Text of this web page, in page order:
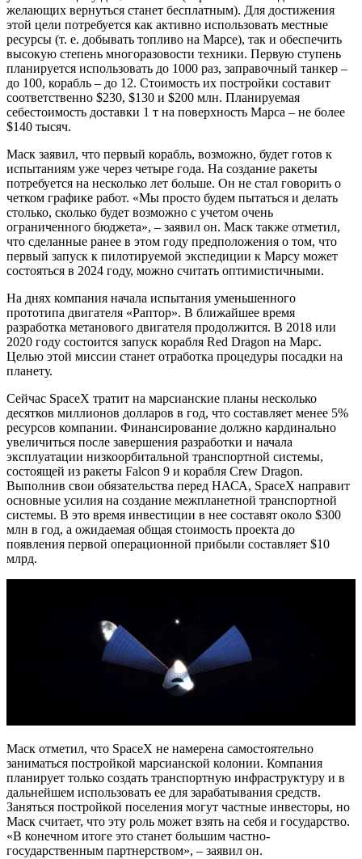
желающих вернуться станет бесплатным). Для достижения
этой цели потребуется как активно использовать местные
ресурсы (т. е. добывать топливо на Марсе), так и обеспечить
высокую степень многоразовости техники. Первую ступень
планируется использовать до 1000 раз, заправочный танкер –
до 100, корабль – до 12. Стоимость их постройки составит
соответственно $230, $130 и $200 млн. Планируемая
себестоимость доставки 1 т на поверхность Марса – не более
$140 тысяч.
Маск заявил, что первый корабль, возможно, будет готов к
испытаниям уже через четыре года. На создание ракеты
потребуется на несколько лет больше. Он не стал говорить о
четком графике работ. «Мы просто будем пытаться и делать
столько, сколько будет возможно с учетом очень
ограниченного бюджета», – заявил он. Маск также отметил,
что сделанные ранее в этом году предположения о том, что
первый запуск к пилотируемой экспедиции к Марсу может
состояться в 2024 году, можно считать оптимистичными.
На днях компания начала испытания уменьшенного
прототипа двигателя «Раптор». В ближайшее время
разработка метанового двигателя продолжится. В 2018 или
2020 году состоится запуск корабля Red Dragon на Марс.
Целью этой миссии станет отработка процедуры посадки на
планету.
Сейчас SpaceX тратит на марсианские планы несколько
десятков миллионов долларов в год, что составляет менее 5%
ресурсов компании. Финансирование должно кардинально
увеличиться после завершения разработки и начала
эксплуатации низкоорбитальной транспортной системы,
состоящей из ракеты Falcon 9 и корабля Crew Dragon.
Выполнив свои обязательства перед НАСА, SpaceX направит
основные усилия на создание межпланетной транспортной
системы. В это время инвестиции в нее составят около $300
млн в год, а ожидаемая общая стоимость проекта до
появления первой операционной прибыли составляет $10
млрд.
Маск отметил, что SpaceX не намерена самостоятельно
заниматься постройкой марсианской колонии. Компания
планирует только создать транспортную инфраструктуру и в
дальнейшем использовать ее для зарабатывания средств.
Заняться постройкой поселения могут частные инвесторы, но
Маск считает, что эту роль может взять на себя и государство.
«В конечном итоге это станет большим частно-
государственным партнерством», – заявил он.